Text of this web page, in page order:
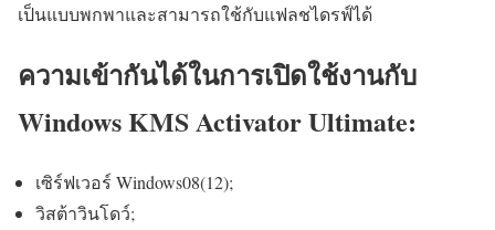
เป็นแบบพกพาและสามารถใช้กับแฟลชไดรฟ์ได้
ความเข้ากันได้ในการเปิดใช้งานกับ
Windows KMS Activator Ultimate:
เซิร์ฟเวอร์ Windows08(12);
วิสต้าวินโดว์;